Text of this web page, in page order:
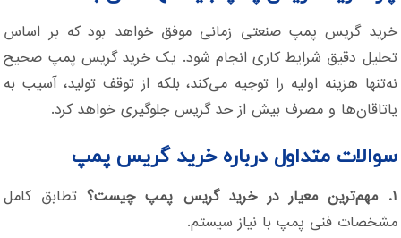
خرید گریس پمپ صنعتی زمانی موفق خواهد بود که بر اساس
تحلیل دقیق شرایط کاری انجام شود. یک خرید گریس پمپ صحیح
نه‌تنها هزینه اولیه را توجیه می‌کند، بلکه از توقف تولید، آسیب به
یاتاقان‌ها و مصرف بیش از حد گریس جلوگیری خواهد کرد.
سوالات متداول درباره خرید گریس پمپ
۱. مهم‌ترین معیار در خرید گریس پمپ چیست؟
تطابق کامل
مشخصات فنی پمپ با نیاز سیستم.